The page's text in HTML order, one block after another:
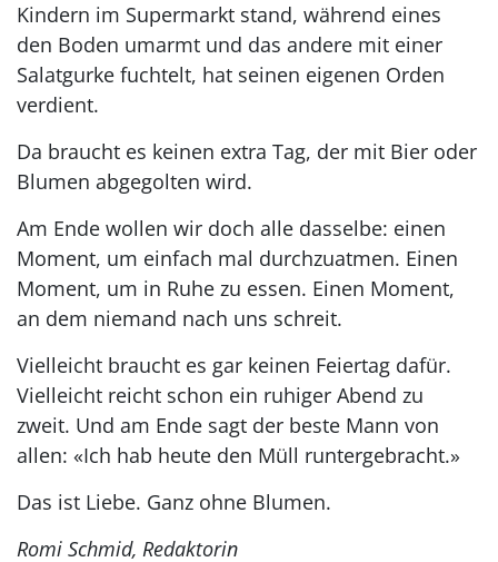
Kindern im Supermarkt stand, während eines
den Boden umarmt und das andere mit einer
Salatgurke fuchtelt, hat seinen eigenen Orden
verdient.
Da braucht es keinen extra Tag, der mit Bier oder
Blumen abgegolten wird.
Am Ende wollen wir doch alle dasselbe: einen
Moment, um einfach mal durchzuatmen. Einen
Moment, um in Ruhe zu essen. Einen Moment,
an dem niemand nach uns schreit.
Vielleicht braucht es gar keinen Feiertag dafür.
Vielleicht reicht schon ein ruhiger Abend zu
zweit. Und am Ende sagt der beste Mann von
allen: «Ich hab heute den Müll runtergebracht.»
Das ist Liebe. Ganz ohne Blumen.
Romi Schmid, Redaktorin